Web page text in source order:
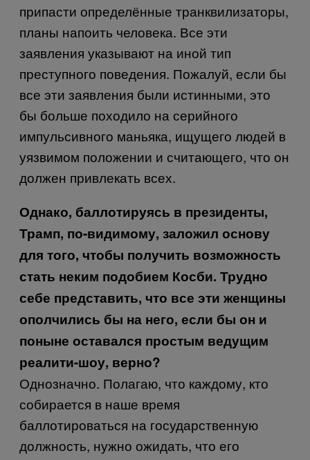
припасти определённые транквилизаторы,
планы напоить человека. Все эти
заявления указывают на иной тип
преступного поведения. Пожалуй, если бы
все эти заявления были истинными, это
бы больше походило на серийного
импульсивного маньяка, ищущего людей в
уязвимом положении и считающего, что он
должен привлекать всех.
Однако, баллотируясь в президенты,
Трамп, по-видимому, заложил основу
для того, чтобы получить возможность
стать неким подобием Косби. Трудно
себе представить, что все эти женщины
ополчились бы на него, если бы он и
поныне оставался простым ведущим
реалити-шоу, верно?
Однозначно. Полагаю, что каждому, кто
собирается в наше время
баллотироваться на государственную
должность, нужно ожидать, что его